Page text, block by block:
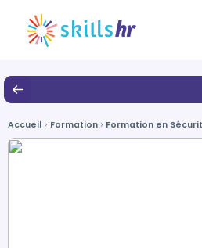
Accueil Formation Formation en